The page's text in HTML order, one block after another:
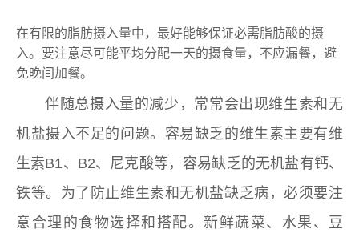
在有限的脂肪摄入量中，最好能够保证必需脂肪酸的摄
入。要注意尽可能平均分配一天的摄食量，不应漏餐，避
免晚间加餐。
伴随总摄入量的减少，常常会出现维生素和无
机盐摄入不足的问题。容易缺乏的维生素主要有维
生素B1、B2、尼克酸等，容易缺乏的无机盐有钙、
铁等。为了防止维生素和无机盐缺乏病，必须要注
意合理的食物选择和搭配。新鲜蔬菜、水果、豆